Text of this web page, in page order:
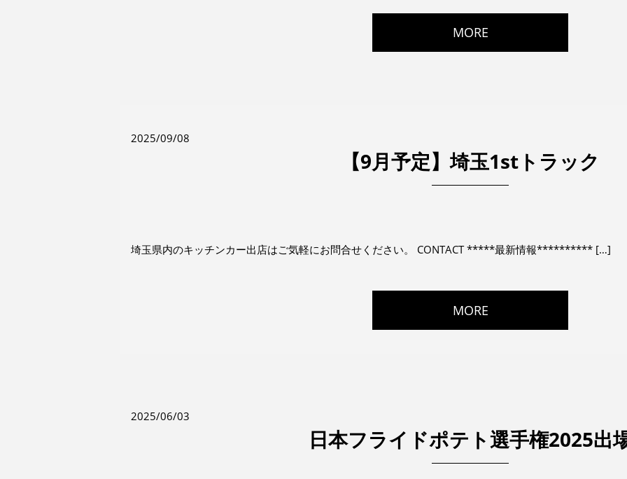
MORE
2025/09/08
【9月予定】埼玉1stトラック
埼玉県内のキッチンカー出店はご気軽にお問合せください。 CONTACT *****最新情報********** […]
MORE
2025/06/03
日本フライドポテト選手権2025出